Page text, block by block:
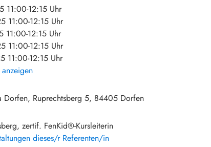
11:00-12:15 Uhr
11:00-12:15 Uhr
11:00-12:15 Uhr
11:00-12:15 Uhr
11:00-12:15 Uhr
Dorfen Ruprechtsberg 5 84405 Dorfen
zertif. FenKid®-Kursleiterin
dieses/r Referenten/in